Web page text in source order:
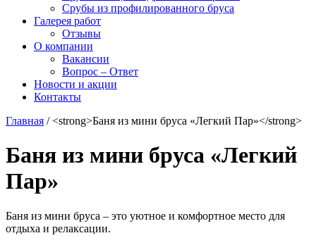
Срубы из профилированного бруса
Галерея работ
Отзывы
О компании
Вакансии
Вопрос – Ответ
Новости и акции
Контакты
Главная / <strong>Баня из мини бруса «Легкий Пар»</strong>
Баня из мини бруса «Легкий
Пар»
Баня из мини бруса – это уютное и комфортное место для
отдыха и релаксации.